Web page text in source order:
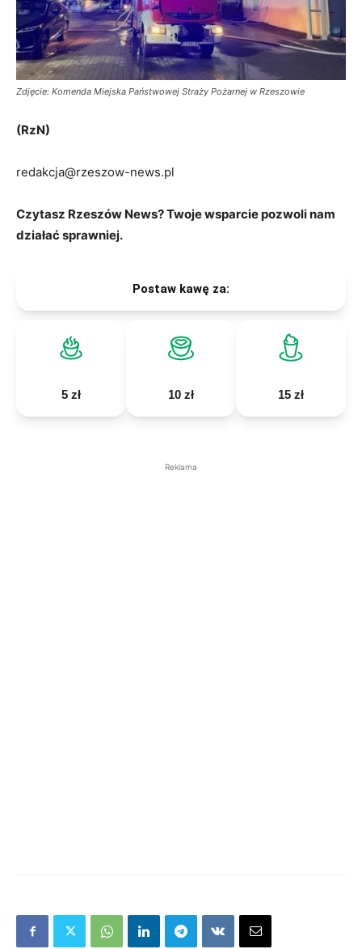
Zdjęcie: Komenda Miejska Państwowej Straży Pożarnej w Rzeszowie
(RzN)
redakcja@rzeszow-news.pl
Czytasz Rzeszów News? Twoje wsparcie pozwoli nam
działać sprawniej.
Postaw kawę za:
5 zł 10 zł 15 zł
Reklama